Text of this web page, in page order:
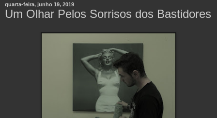
quarta-feira, junho 19, 2019
Um Olhar Pelos Sorrisos dos Bastidores